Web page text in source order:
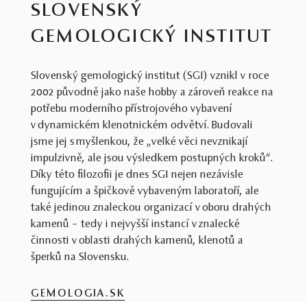
SLOVENSKÝ
GEMOLOGICKÝ INSTITUT
Slovenský gemologický institut (SGI) vznikl v roce
2002 původně jako naše hobby a zároveň reakce na
potřebu moderního přístrojového vybavení
v dynamickém klenotnickém odvětví. Budovali
jsme jej s myšlenkou, že „velké věci nevznikají
impulzivně, ale jsou výsledkem postupných kroků“.
Díky této filozofii je dnes SGI nejen nezávisle
fungujícím a špičkově vybaveným laboratoří, ale
také jedinou znaleckou organizací v oboru drahých
kamenů – tedy i nejvyšší instancí v znalecké
činnosti v oblasti drahých kamenů, klenotů a
šperků na Slovensku.
GEMOLOGIA.SK